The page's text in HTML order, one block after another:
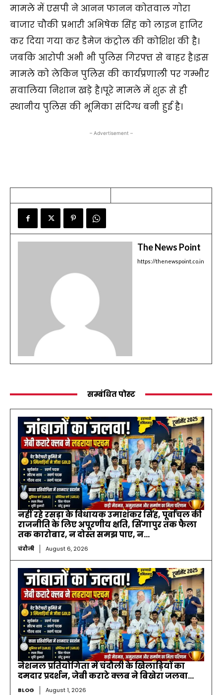
मामले में एसपी ने आनन फानन कोतवाल गोरा
बाजार चौकी प्रभारी अभिषेक सिंह को लाइन हाजिर
कर दिया गया कर डैमेज कंट्रोल की कोशिश की है।
जबकि आरोपी अभी भी पुलिस गिरफ्त से बाहर है।इस
मामले को लेकिन पुलिस की कार्यप्रणाली पर गम्भीर
सवालिया निशान खड़े है।पूरे मामले में शुरू से ही
स्थानीय पुलिस की भूमिका संदिग्ध बनी हुई है।
– Advertisement –
The News Point
https://thenewspoint.co.in
सम्बंधित पोस्ट
नहीं रहे रसड़ा के विधायक उमाशंकर सिंह, पूर्वांचल की
राजनीति के लिए अपूरणीय क्षति, सिंगापुर तक फैला
तक कारोबार, न दोस्त समझ पाए, न...
चंदौली August 6, 2026
नेशनल प्रतियोगिता में चंदौली के खिलाड़ियों का
दमदार प्रदर्शन, जेबी कराटे क्लब ने बिखेरा जलवा…
BLOG August 1, 2026